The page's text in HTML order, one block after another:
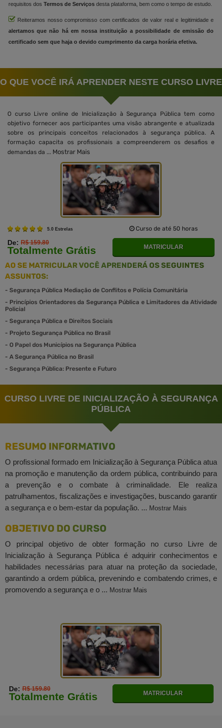
requisitos dos Termos de Serviços desta plataforma, bem como o tempo de estudo.
Reiteramos nosso compromisso com certificados de valor real e legitimidade e
alertamos que não há em nossa instituição a possibilidade de emissão do
certificado sem que haja o devido cumprimento da carga horária efetiva.
O QUE VOCÊ IRÁ APRENDER NESTE CURSO LIVRE
O curso Livre online de Inicialização à Segurança Pública tem como
objetivo fornecer aos participantes uma visão abrangente e atualizada
sobre os principais conceitos relacionados à segurança pública. A
formação capacita os profissionais a compreenderem os desafios e
demandas da ... Mostrar Mais
5.0 Estrelas Curso de até 50 horas
De: R$ 159.80
Totalmente Grátis MATRICULAR
AO SE MATRICULAR VOCÊ APRENDERÁ OS SEGUINTES
ASSUNTOS:
- Segurança Pública Mediação de Conflitos e Polícia Comunitária
- Princípios Orientadores da Segurança Pública e Limitadores da Atividade
Policial
- Segurança Pública e Direitos Sociais
- Projeto Segurança Pública no Brasil
- O Papel dos Municípios na Segurança Pública
- A Segurança Pública no Brasil
- Segurança Pública: Presente e Futuro
CURSO LIVRE DE INICIALIZAÇÃO À SEGURANÇA
PÚBLICA
RESUMO INFORMATIVO
O profissional formado em Inicialização à Segurança Pública atua
na promoção e manutenção da ordem pública, contribuindo para
a prevenção e o combate à criminalidade. Ele realiza
patrulhamentos, fiscalizações e investigações, buscando garantir
a segurança e o bem-estar da população. ... Mostrar Mais
OBJETIVO DO CURSO
O principal objetivo de obter formação no curso Livre de
Inicialização à Segurança Pública é adquirir conhecimentos e
habilidades necessárias para atuar na proteção da sociedade,
garantindo a ordem pública, prevenindo e combatendo crimes, e
promovendo a segurança e o ... Mostrar Mais
De:R$ 159.80
Totalmente Grátis MATRICULAR